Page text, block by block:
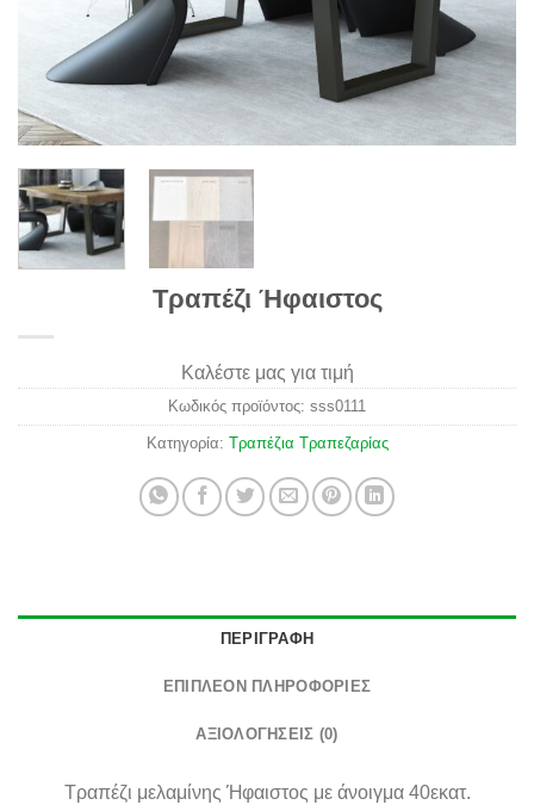
Τραπέζι Ήφαιστος
Καλέστε μας για τιμή
Κωδικός προϊόντος: sss0111
Κατηγορία: Τραπέζια Τραπεζαρίας
ΠΕΡΙΓΡΑΦΉ
ΕΠΙΠΛΈΟΝ ΠΛΗΡΟΦΟΡΊΕΣ
ΑΞΙΟΛΟΓΉΣΕΙΣ (0)
Τραπέζι μελαμίνης Ήφαιστος με άνοιγμα 40εκατ.